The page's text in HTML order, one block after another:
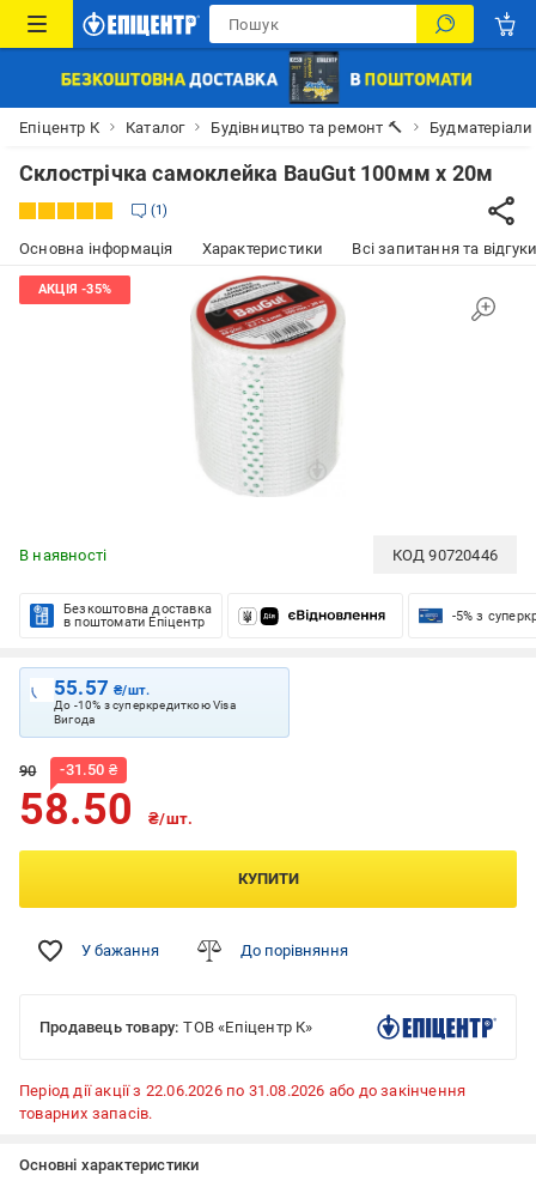
Епіцентр К Каталог Будівництво та ремонт 🔨 Будматеріали
Склострічка самоклейка BauGut 100мм х 20м
1
Основна інформація Характеристики Всі запитання та
В наявності КОД90720446
Безкоштовна доставка
в поштомати Епіцентр
-5% з
55.57₴/шт.
До -10% з суперкредиткою Visa
Вигода
90 -31.50 ₴
58.50 ₴/шт.
КУПИТИ
У бажання До порівняння
Продавець товару: ТОВ «Епіцентр К»
Період дії акції з 22.06.2026 по 31.08.2026 або до закінчення
товарних запасів.
Основні характеристики